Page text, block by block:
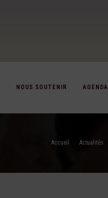
NOUS SOUTENIR AGENDA
Accueil Actualités